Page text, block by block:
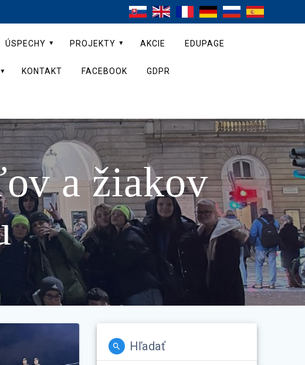
ÚSPECHY PROJEKTY AKCIE EDUPAGE
KONTAKT FACEBOOK GDPR
a žiakov
Hľadať